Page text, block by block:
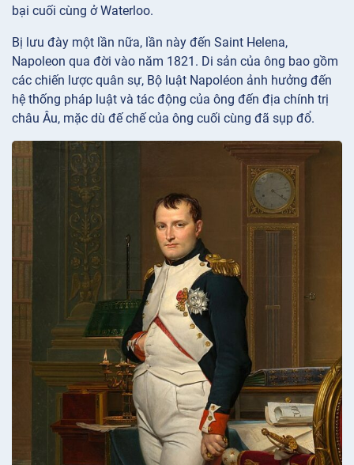
bại cuối cùng ở Waterloo.
Bị lưu đày một lần nữa, lần này đến Saint Helena,
Napoleon qua đời vào năm 1821. Di sản của ông bao gồm
các chiến lược quân sự, Bộ luật Napoléon ảnh hưởng đến
hệ thống pháp luật và tác động của ông đến địa chính trị
châu Âu, mặc dù đế chế của ông cuối cùng đã sụp đổ.